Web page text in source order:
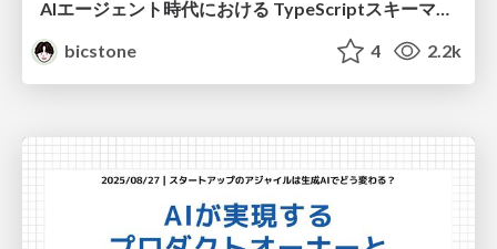
AIエージェント時代における TypeScriptスキーマ駆動開発の新たな役割
bicstone
4 2.2k